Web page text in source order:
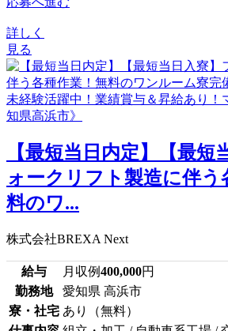
詳しく
見る
【最短当日内定】【最短
ォークリフト製造に伴う
料のワ...
株式会社BREXA Next
給与 月収例400,000円
勤務地
愛知県 高浜市
寮・社宅 あり（無料）